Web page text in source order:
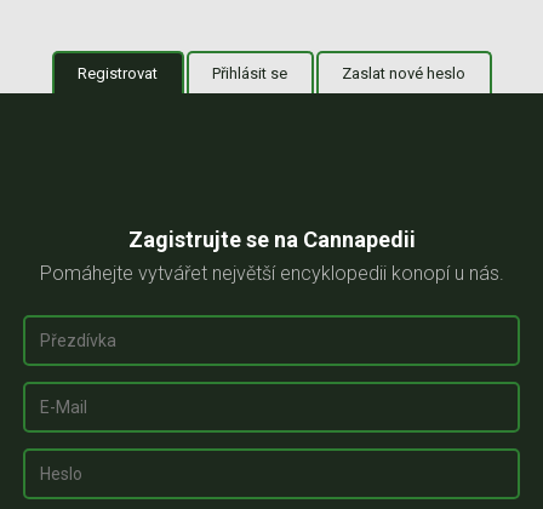
Hlavní záložky
Registrovat (aktivní záložka)
Přihlásit se Zaslat nové heslo
Zagistrujte se na Cannapedii
Pomáhejte vytvářet největší encyklopedii konopí u nás.